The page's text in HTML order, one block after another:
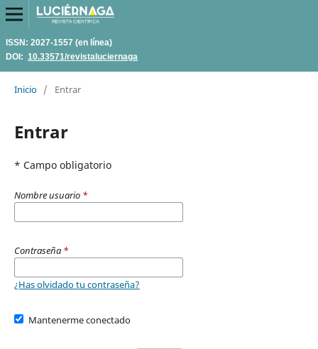
ISSN: 2027-1557 (en línea)
DOI: 10.33571/revistaluciernaga
Inicio / Entrar
Entrar
* Campo obligatorio
Nombre usuario *
Contraseña *
¿Has olvidado tu contraseña?
Mantenerme conectado